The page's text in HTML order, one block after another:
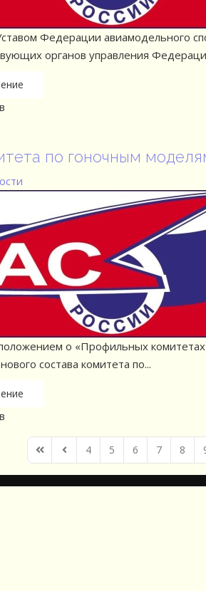
Федерации авиамодельного
органов управления
по гоночным
о «Профильных
состава комитета по...
First PagePrevious Page
4 5 6 7 8